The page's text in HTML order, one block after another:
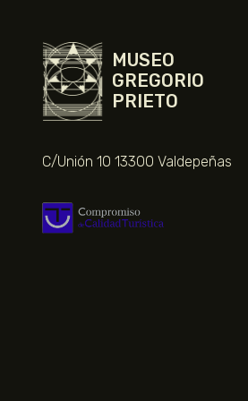
MUSEO
GREGORIO
PRIETO
C/Unión 10 13300 Valdepeñas